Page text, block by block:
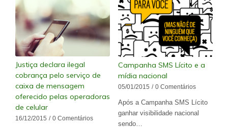
Justiça declara ilegal
cobrança pelo serviço de
caixa de mensagem
oferecido pelas operadoras
de celular
16/12/2015 / 0 Comentários
Campanha SMS Lícito e a
mídia nacional
05/01/2015 / 0 Comentários
Após a Campanha SMS Lícito
ganhar visibilidade nacional
sendo…